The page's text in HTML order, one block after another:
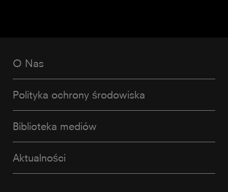
O Nas
Polityka ochrony środowiska
Biblioteka mediów
Aktualności